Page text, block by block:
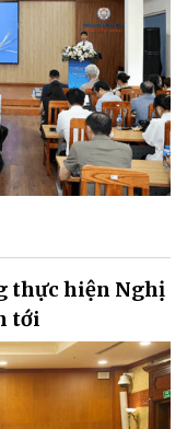
thực hiện Nghị
tới